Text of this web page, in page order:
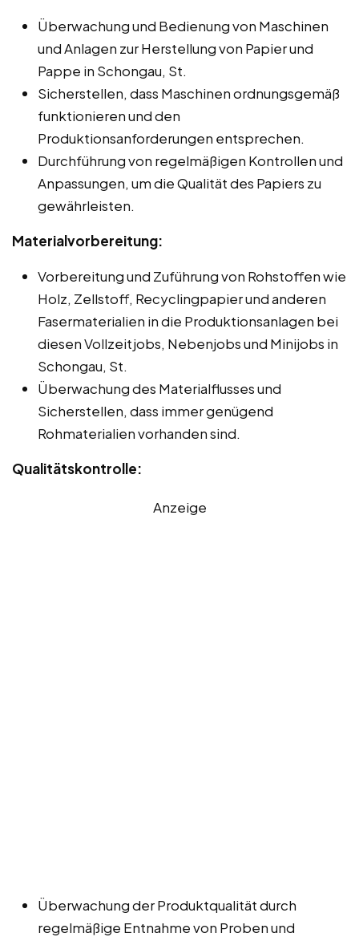
Überwachung und Bedienung von Maschinen
und Anlagen zur Herstellung von Papier und
Pappe in Schongau, St.
Sicherstellen, dass Maschinen ordnungsgemäß
funktionieren und den
Produktionsanforderungen entsprechen.
Durchführung von regelmäßigen Kontrollen und
Anpassungen, um die Qualität des Papiers zu
gewährleisten.
Materialvorbereitung:
Vorbereitung und Zuführung von Rohstoffen wie
Holz, Zellstoff, Recyclingpapier und anderen
Fasermaterialien in die Produktionsanlagen bei
diesen Vollzeitjobs, Nebenjobs und Minijobs in
Schongau, St.
Überwachung des Materialflusses und
Sicherstellen, dass immer genügend
Rohmaterialien vorhanden sind.
Qualitätskontrolle:
Anzeige
Überwachung der Produktqualität durch
regelmäßige Entnahme von Proben und